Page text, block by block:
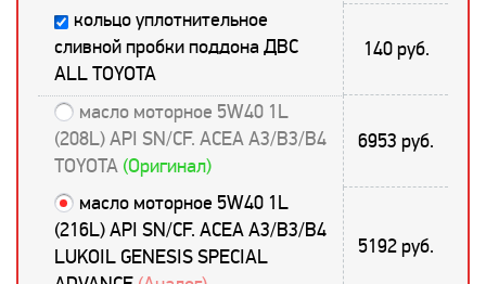
кольцо уплотнительное
сливной пробки поддона ДВС
ALL TOYOTA
140 руб.
масло моторное 5W40 1L
(208L) API SN/CF. ACEA A3/B3/B4
TOYOTA (Оригинал)
6953 руб.
масло моторное 5W40 1L
(216L) API SN/CF. ACEA A3/B3/B4
LUKOIL GENESIS SPECIAL
5192 руб.